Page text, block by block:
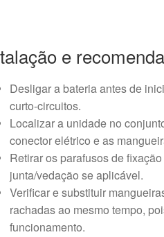
e
Desligar a bateria antes de
curto-circuitos.
Localizar a unidade no
conector elétrico e as
Retirar os parafusos de
junta/vedação se aplicável.
Verificar e substituir
rachadas ao mesmo tempo,
funcionamento.